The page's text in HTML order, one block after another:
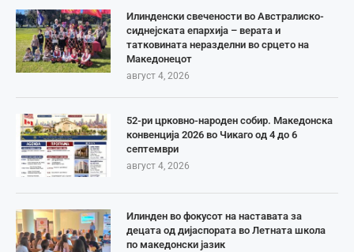
Илинденски свечености во Австралиско-
сиднејската епархија – верата и
татковината неразделни во срцето на
Македонецот
август 4, 2026
52-ри црковно-народен собир. Македонска
конвенција 2026 во Чикаго од 4 до 6
септември
август 4, 2026
Илинден во фокусот на наставата за
децата од дијаспората во Летната школа
по македонски јазик